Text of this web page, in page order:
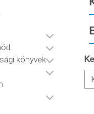
könyvek